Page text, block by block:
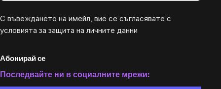
С въвеждането на имейл, вие се съгласявате с
условията за защита на личните данни
Абонирай се
Последвайте ни в социалните мрежи: